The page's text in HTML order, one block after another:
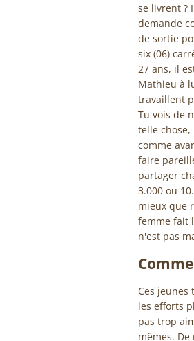
se livrent ?
demande
de sortie
six (06)
27 ans, il
Mathieu à
travaillent
Tu vois de
telle
comme
faire
partager
3.000 ou
mieux que
femme fait
n'est pas
Ces
les efforts
pas trop
mêmes.